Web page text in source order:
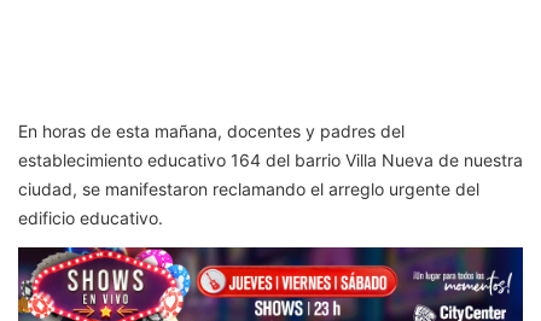
En horas de esta mañana, docentes y padres del
establecimiento educativo 164 del barrio Villa Nueva de nuestra
ciudad, se manifestaron reclamando el arreglo urgente del
edificio educativo.